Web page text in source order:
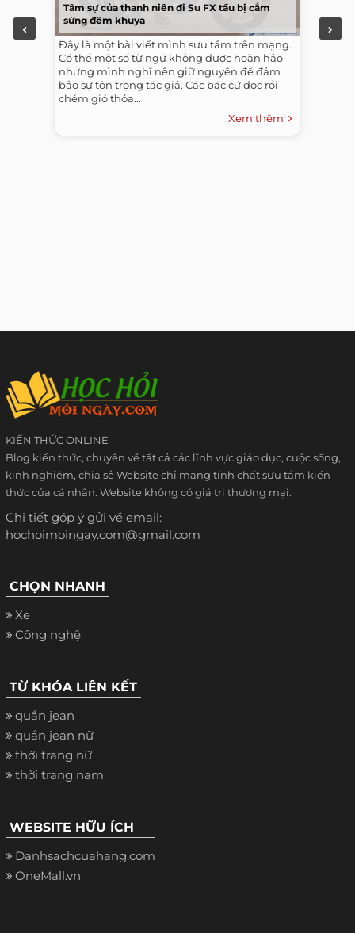
Tâm sự của thanh niên đi Su FX tầu bị cắm
sừng đêm khuya
Đây là một bài viết mình sưu tầm trên mạng.
Có thể một số từ ngữ không được hoàn hảo
nhưng mình nghĩ nên giữ nguyên để đảm
bảo sự tôn trọng tác giả. Các bác cứ đọc rồi
chém gió thỏa...
Xem thêm
KIẾN THỨC ONLINE
Blog kiến thức, chuyên về tất cả các lĩnh vực giáo dục, cuộc sống,
kinh nghiệm, chia sẻ Website chỉ mang tính chất sưu tầm kiến
thức của cá nhân. Website không có giá trị thương mại.
Chi tiết góp ý gửi về email:
hochoimoingay.com@gmail.com
CHỌN NHANH
Xe
Công nghệ
TỪ KHÓA LIÊN KẾT
quần jean
quần jean nữ
thời trang nữ
thời trang nam
WEBSITE HỮU ÍCH
Danhsachcuahang.com
OneMall.vn